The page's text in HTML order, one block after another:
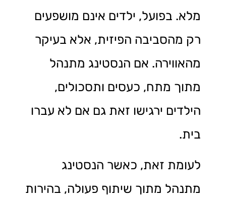
מלא. בפועל, ילדים אינם מושפעים
רק מהסביבה הפיזית, אלא בעיקר
מהאווירה. אם הנסטינג מתנהל
מתוך מתח, כעסים ותסכולים,
הילדים ירגישו זאת גם אם לא עברו
בית.
לעומת זאת, כאשר הנסטינג
מתנהל מתוך שיתוף פעולה, בהירות